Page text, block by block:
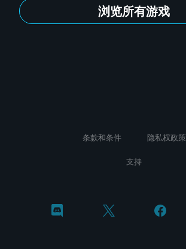
浏览所有游戏
条款和条件 隐私权政策
支持